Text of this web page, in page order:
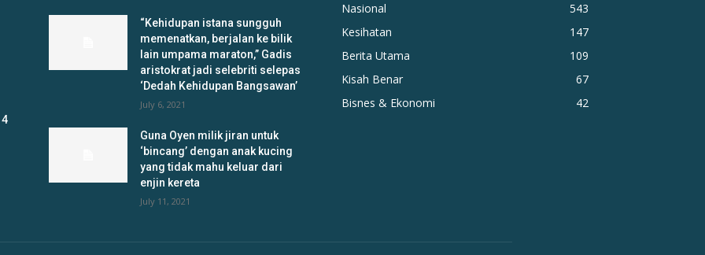
“Kehidupan istana sungguh
memenatkan, berjalan ke bilik
lain umpama maraton,” Gadis
aristokrat jadi selebriti selepas
‘Dedah Kehidupan Bangsawan’
July 6, 2021
Guna Oyen milik jiran untuk
‘bincang’ dengan anak kucing
yang tidak mahu keluar dari
enjin kereta
July 11, 2021
Nasional
543
Kesihatan
147
Berita Utama
109
Kisah Benar
67
Bisnes & Ekonomi
42